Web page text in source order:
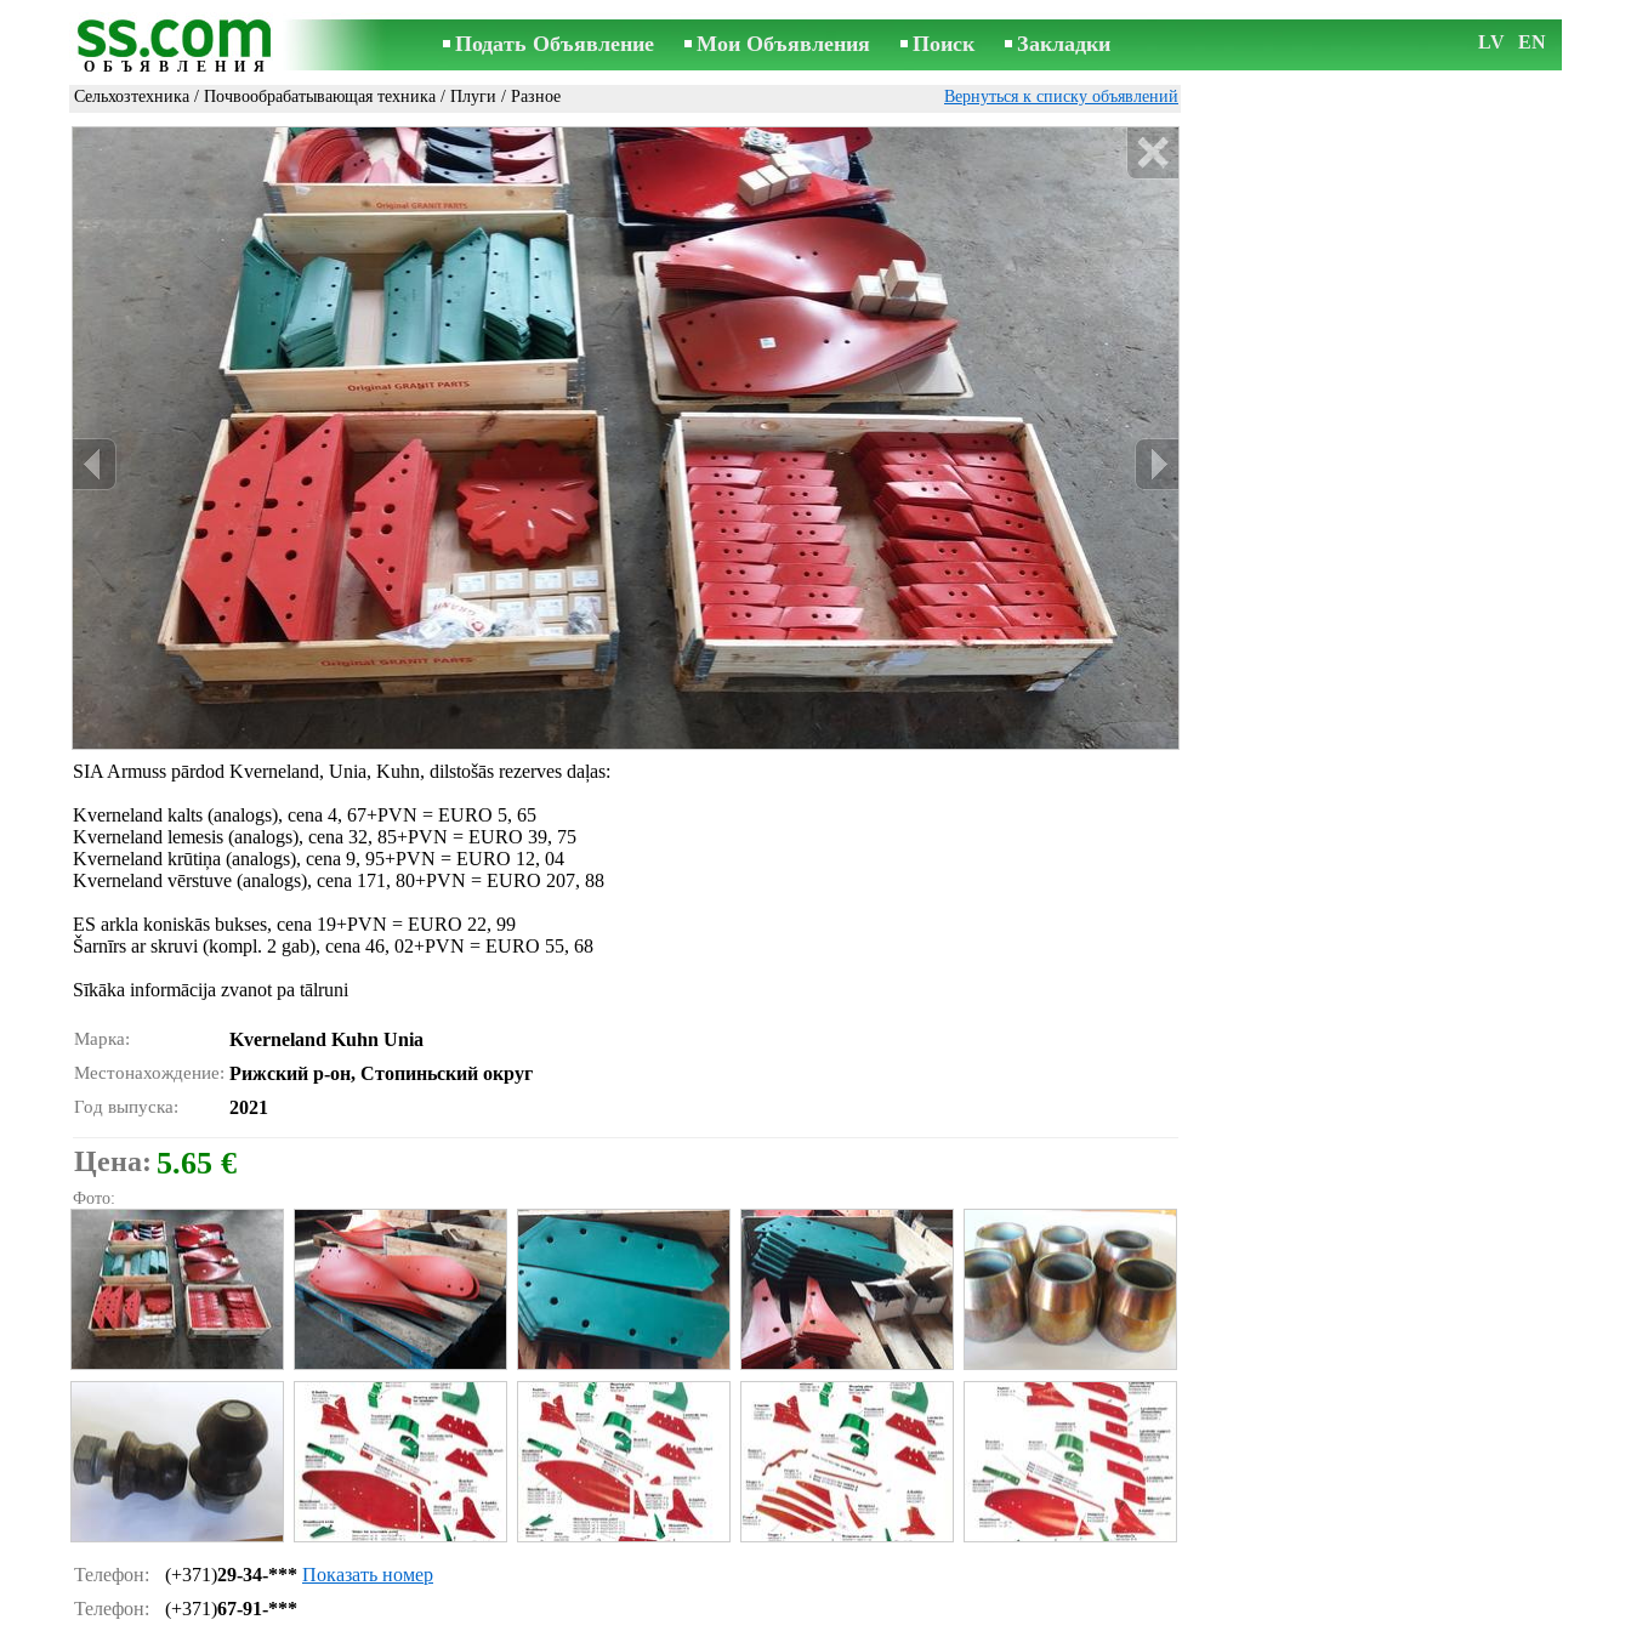
ОБЪЯВЛЕНИЯ
Подать Объявление Мои Объявления Поиск Закладки LV EN
Сельхозтехника / Почвообрабатывающая техника / Плуги / Разное Вернуться к списку объявлений
SIA Armuss pārdod Kverneland, Unia, Kuhn, dilstošās rezerves daļas:
Kverneland kalts (analogs), cena 4, 67+PVN = EURO 5, 65
Kverneland lemesis (analogs), cena 32, 85+PVN = EURO 39, 75
Kverneland krūtiņa (analogs), cena 9, 95+PVN = EURO 12, 04
Kverneland vērstuve (analogs), cena 171, 80+PVN = EURO 207, 88
ES arkla koniskās bukses, cena 19+PVN = EURO 22, 99
Šarnīrs ar skruvi (kompl. 2 gab), cena 46, 02+PVN = EURO 55, 68
Sīkāka informācija zvanot pa tālruni
Марка: Kverneland Kuhn Unia
Местонахождение: Рижский р-он, Стопиньский округ
Год выпуска: 2021
Цена: 5.65 €
Фото:
Телефон: (+371)29-34-*** Показать номер
Телефон:
(+371)67-91-***